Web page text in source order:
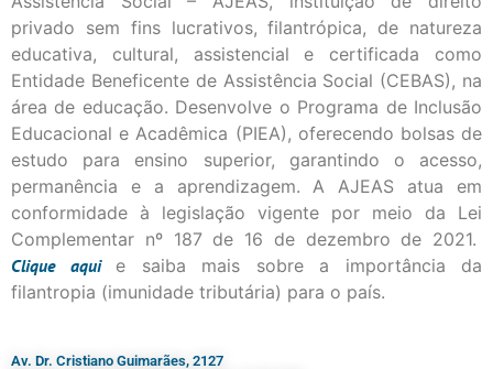
privado sem fins lucrativos, filantrópica, de natureza
educativa, cultural, assistencial e certificada como
Entidade Beneficente de Assistência Social (CEBAS), na
área de educação. Desenvolve o Programa de Inclusão
Educacional e Acadêmica (PIEA), oferecendo bolsas de
estudo para ensino superior, garantindo o acesso,
permanência e a aprendizagem. A AJEAS atua em
conformidade à legislação vigente por meio da Lei
Complementar nº 187 de 16 de dezembro de 2021.
Cliqueaqui
e saiba mais sobre a importância da
filantropia (imunidade tributária) para o país.
Av. Dr. Cristiano Guimarães, 2127